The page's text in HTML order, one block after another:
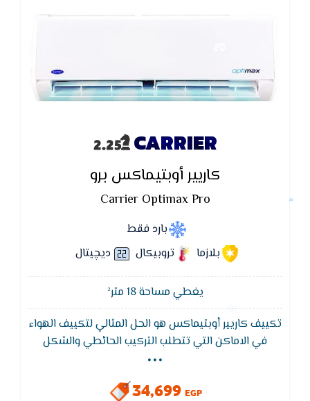
CARRIER
كاريير أوبتيماكس برو
Carrier Optimax Pro
بارد فقط
بلازما
تروبيكال ديچيتال
يغطي مساحة 18 متر²
تكييف كاريير أوبتيماكس هو الحل المثالي لتكييف الهواء
في الاماكن التي تتطلب التركيب الحائطي والشكل
الجمالى ويتميز تكييف كاريير بافضل توزيع للهواء واقل
استهلاك للكهرباء ويتميز بضمان 5 سنين
...
34,699 EGP